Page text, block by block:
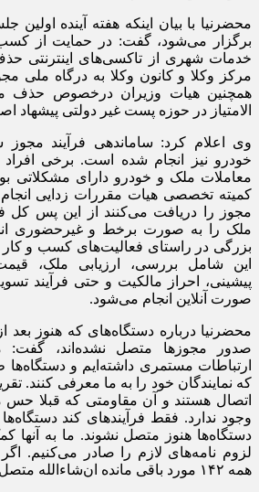
محضرنیا با بیان اینکه هفته آینده
برگزار می‌شود، گفت: در حمایت از
خدمات شهری از تاکسی‌های اینترنتی
مرکز وکلا و کانون وکلا به درگاه ملی
همچنین هیات وزیران درخصوص حذف
الامتیاز در حوزه پست غیر دولتی پیشهاد
وی اعلام کرد: ساماندهی فرآیند
خودرو نیز انجام شده است. برخی
معاملات ملک و خودرو دارای مشکلاتی
کمیته تخصصی هیات مقررات زدایی
مجوز را دریافت می‌کنند از این پس کل
ملک را به صورت برخط و غیرحضوری
بزرگی در راستای فعالیت‌های کسب و
این شامل بررسی، ارزیابی ملک،
پیشینی، احراز مالکیت و حتی فرآیند
صورت آنلاین انجام می‌شود.
محضرنیا درباره دستگاه‌های که هنوز بعد
صدور مجوز‌ها متصل نشده‌اند، گفت:
ارتباطات مستمری داشته‌ایم و
که نمایندگان خود را به ما معرفی کنند.
اتصال هستند و آن مقاومتی که قبلا
وجود ندارد. فقط فرآیند‌های کند
دستگاه‌ها هنوز متصل نشوند. ما به
لزوم نامه‌های لازم را صادر می‌کنیم.
همه ۱۴۲ مورد باقی مانده ان‌شاءالله متصل می‌شوند.